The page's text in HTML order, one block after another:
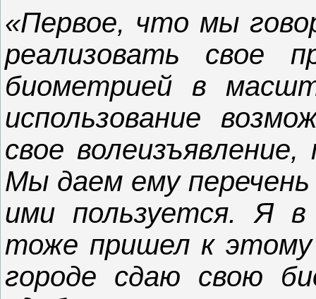
«Первое, что мы
реализовать свое
биометрией в
использование
свое
Мы даем ему перечень
ими пользуется. Я
тоже пришел к
городе сдаю свою